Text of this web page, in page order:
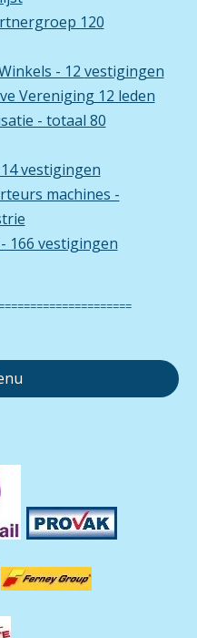
120
- 12 vestigingen
Vereniging 12 leden
- totaal 80
vestigingen
machines -
166 vestigingen